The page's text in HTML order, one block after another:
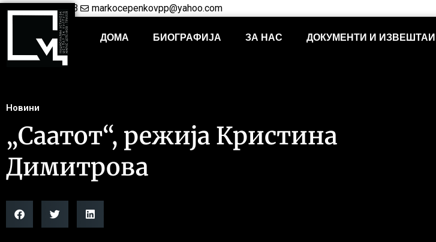
+38948421703 markocepenkovpp@yahoo.com
ДОМА БИОГРАФИЈА ЗА НАС ДОКУМЕНТИ И ИЗВЕШТАИ
Новини
„Саатот“, режија Кристина
Димитрова